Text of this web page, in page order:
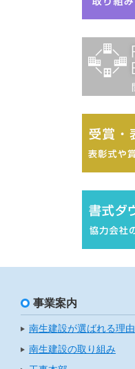
事業案内
南生建設が選ばれる理由
南生建設の取り組み